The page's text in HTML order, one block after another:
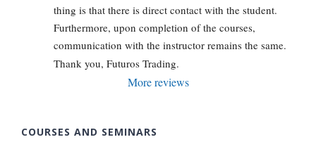
thing is that there is direct contact with the student.
Furthermore, upon completion of the courses,
communication with the instructor remains the same.
Thank you, Futuros Trading.
More reviews
COURSES AND SEMINARS